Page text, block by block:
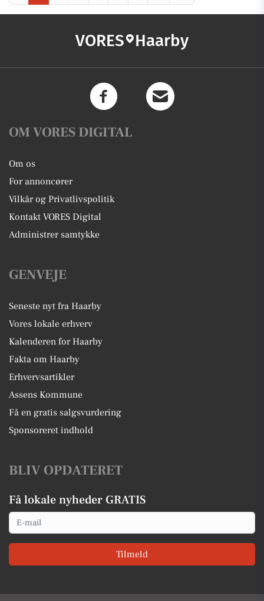
VORES Haarby
OM VORES DIGITAL
Om os
For annoncører
Vilkår og Privatlivspolitik
Kontakt VORES Digital
Administrer samtykke
GENVEJE
Seneste nyt fra Haarby
Vores lokale erhverv
Kalenderen for Haarby
Fakta om Haarby
Erhvervsartikler
Assens Kommune
Få en gratis salgsvurdering
Sponsoreret indhold
BLIV OPDATERET
Få lokale nyheder GRATIS
Email
Tilmeld